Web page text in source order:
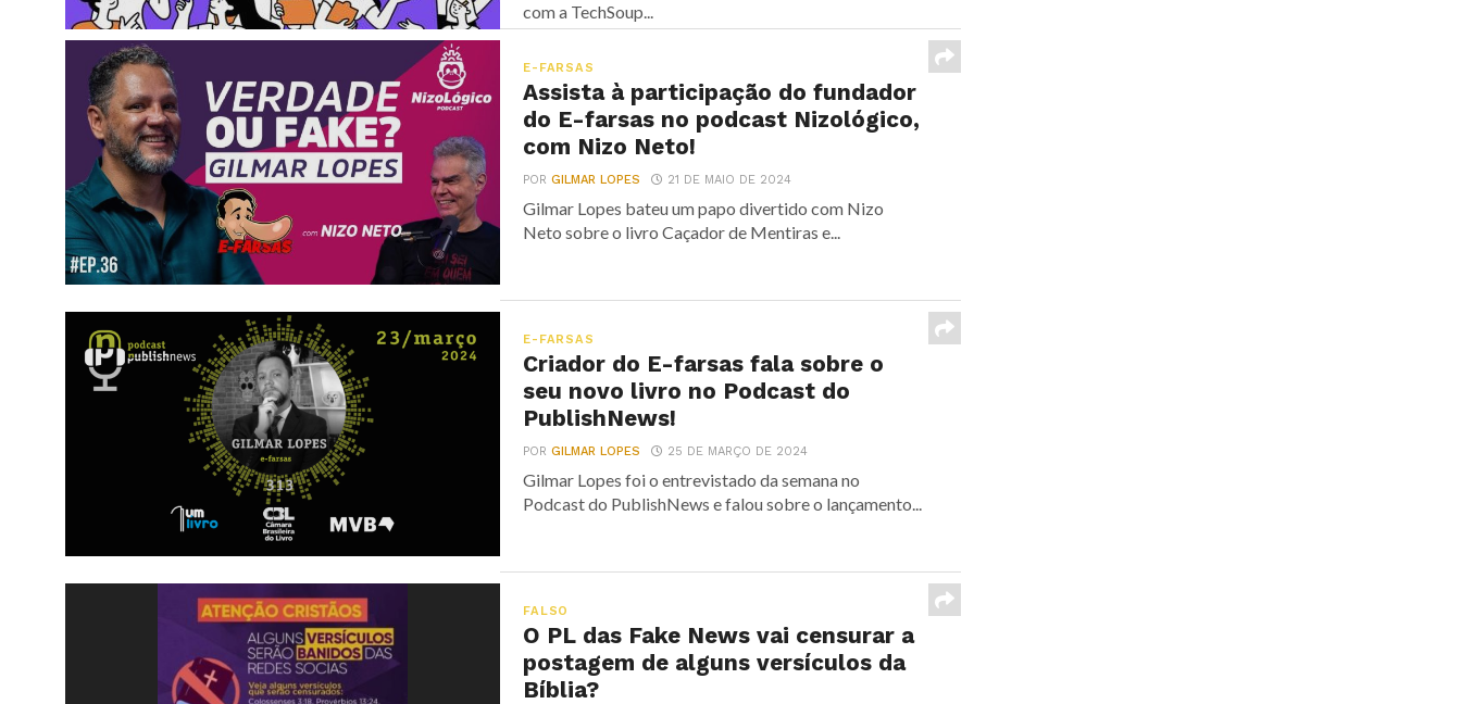
com a TechSoup...
E-FARSAS
Assista à participação do fundador
do E-farsas no podcast Nizológico,
com Nizo Neto!
PORGILMAR LOPES 21 DE MAIO DE 2024
Gilmar Lopes bateu um papo divertido com Nizo
Neto sobre o livro Caçador de Mentiras e...
E-FARSAS
Criador do E-farsas fala sobre o
seu novo livro no Podcast do
PublishNews!
PORGILMAR LOPES 25 DE MARÇO DE 2024
Gilmar Lopes foi o entrevistado da semana no
Podcast do PublishNews e falou sobre o lançamento...
FALSO
O PL das Fake News vai censurar a
postagem de alguns versículos da
Bíblia?